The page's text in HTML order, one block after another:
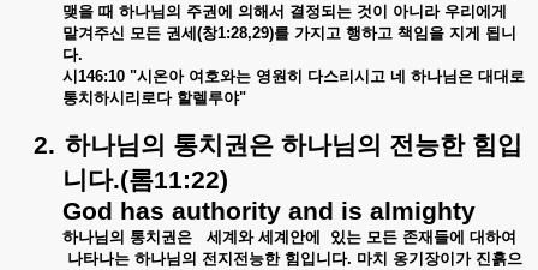
맺을 때 하나님의 주권에 의해서 결정되는 것이 아니라 우리에게
맡겨주신 모든 권세 (창1:28,29)를 가지고 행하고 책임을 지게 됩니
다.
시 146:10 "시온아 여호와는 영원히 다스리시고 네 하나님은 대대로
통치하시리로다 할렐루야"
2. 하나님의 통치권은 하나님의 전능한 힘입
니다.(롬11:22)
God has authority and is almighty
하나님의 통치권은 세계와 세계안에 있는 모든 존재들에 대하여
나타나는 하나님의 전지전능한 힘입니다. 마치 옹기장이가 진흙으